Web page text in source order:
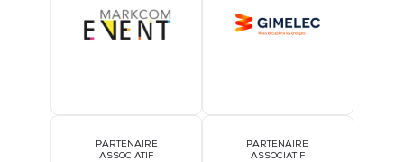
PARTENAIRE
ASSOCIATIF
PARTENAIRE
ASSOCIATIF